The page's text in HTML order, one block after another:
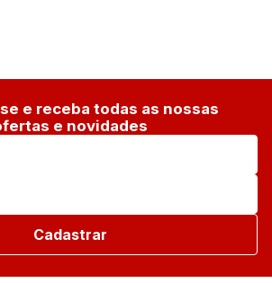
e receba todas as nossas
e novidades
Cadastrar